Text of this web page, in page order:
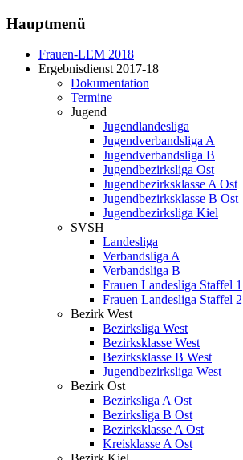
Hauptmenü
Frauen-LEM 2018
Ergebnisdienst 2017-18
Dokumentation
Termine
Jugend
Jugendlandesliga
Jugendverbandsliga A
Jugendverbandsliga B
Jugendbezirksliga Ost
Jugendbezirksklasse A Ost
Jugendbezirksklasse B Ost
Jugendbezirksliga Kiel
SVSH
Landesliga
Verbandsliga A
Verbandsliga B
Frauen Landesliga Staffel 1
Frauen Landesliga Staffel 2
Bezirk West
Bezirksliga West
Bezirksklasse West
Bezirksklasse B West
Jugendbezirksliga West
Bezirk Ost
Bezirksliga A Ost
Bezirksliga B Ost
Bezirksklasse A Ost
Kreisklasse A Ost